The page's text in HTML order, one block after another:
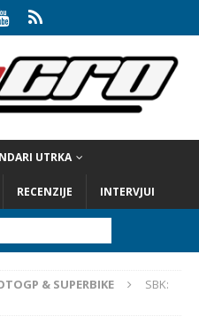
UTRKA
RECENZIJE INTERVJUI
& SUPERBIKE
SBK: